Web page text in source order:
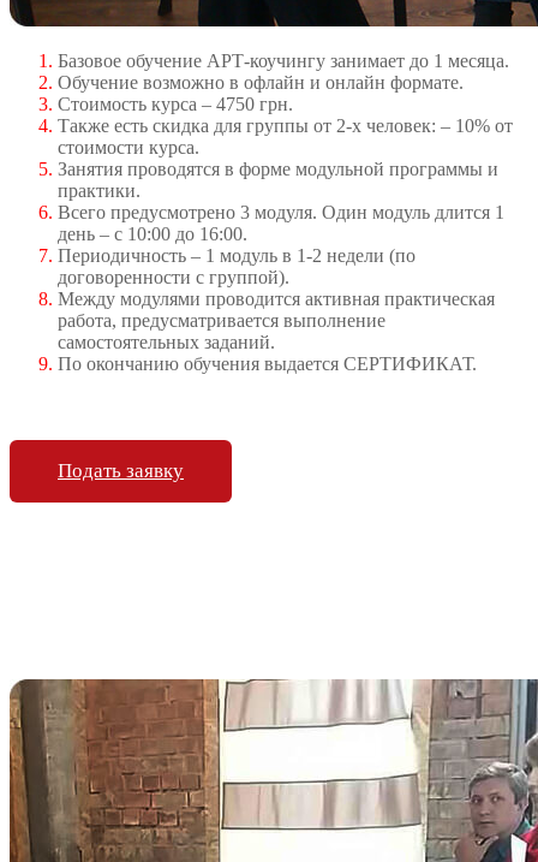
Базовое обучение АРТ-коучингу занимает до 1 месяца.
Обучение возможно в офлайн и онлайн формате.
Стоимость курса – 4750 грн.
Также есть скидка для группы от 2-х человек: – 10% от
стоимости курса.
Занятия проводятся в форме модульной программы и
практики.
Всего предусмотрено 3 модуля. Один модуль длится 1
день – с 10:00 до 16:00.
Периодичность – 1 модуль в 1-2 недели (по
договоренности с группой).
Между модулями проводится активная практическая
работа, предусматривается выполнение
самостоятельных заданий.
По окончанию обучения выдается СЕРТИФИКАТ.
Подать заявку